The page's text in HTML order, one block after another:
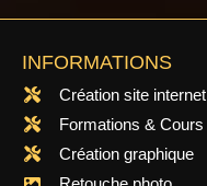
INFORMATIONS
Création site internet
Formations & Cours
Création graphique